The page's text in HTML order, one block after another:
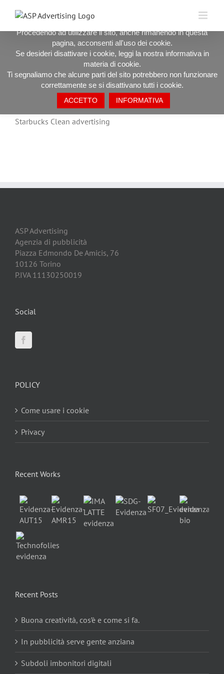
Starbucks Clean advertising
Starbucks Clean advertising
ASP Advertising
Agenzia di pubblicità
Piazza Edmondo De Amicis, 76
10126 Torino
P.IVA 11130250019
Social
POLICY
Come usare i cookie
Privacy
Recent Works
Recent Posts
Buona creatività, cos’è e come si fa.
In pubblicità serve gente anziana
Subdoli imbonitori digitali
UTILIZZIAMO I COOKIE PER OFFRIRTI LA MIGLIORE
ESPERIENZA DI NAVIGAZIONE POSSIBILE.
Procedendo ad utilizzare il sito, anche rimanendo in questa
pagina, acconsenti all'uso dei cookie.
Se desideri disattivare i cookie, leggi la nostra informativa in
materia di cookie.
Ti segnaliamo che alcune parti del sito potrebbero non funzionare
correttamente se si disattivano tutti i cookie.
ACCETTO INFORMATIVA